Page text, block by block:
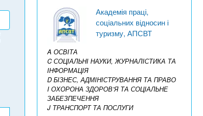
Академія праці,
соціальних відносин і
туризму, АПСВТ
A ОСВІТА
C СОЦІАЛЬНІ НАУКИ, ЖУРНАЛІСТИКА ТА
ІНФОРМАЦІЯ
D БІЗНЕС, АДМІНІСТРУВАННЯ ТА ПРАВО
I ОХОРОНА ЗДОРОВ’Я ТА СОЦІАЛЬНЕ
ЗАБЕЗПЕЧЕННЯ
J ТРАНСПОРТ ТА ПОСЛУГИ